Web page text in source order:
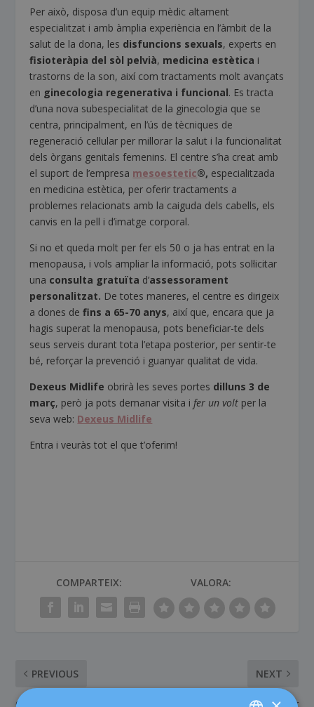
Per això, disposa d’un equip mèdic altament
especialitzat i amb àmplia experiència en l’àmbit de la
salut de la dona, les disfuncions sexuals, experts en
fisioteràpia del sòl pelvià, medicina estètica i
trastorns de la son, així com tractaments molt avançats
en ginecologia regenerativa i funcional. Es tracta
d’una nova subespecialitat de la ginecologia que se
centra, principalment, en l’ús de tècniques de
regeneració cel·lular per millorar la salut i la funcionalitat
dels òrgans genitals femenins. El centre s’ha creat amb
el suport de l’empresa mesoestetic®, especialitzada
en medicina estètica, per oferir tractaments a
problemes relacionats amb la caiguda dels cabells, els
canvis en la pell i d’imatge corporal.
Si no et queda molt per fer els 50 o ja has entrat en la
menopausa, i vols ampliar la informació, pots sol·licitar
una consulta gratuïta d’assessorament
personalitzat. De totes maneres, el centre es dirigeix
a dones defins a 65-70 anys, així que, encara que ja
hagis superat la menopausa, pots beneficiar-te dels
seus serveis durant tota l’etapa posterior, per sentir-te
bé, reforçar la prevenció i guanyar qualitat de vida.
Dexeus Midlife obrirà les seves portes dilluns 3 de
març, però ja pots demanar visita i fer un volt per la
seva web: Dexeus Midlife
Entra i veuràs tot el que t’oferim!
COMPARTEIX: VALORA:
PREVIOUS
Què saps de la torsió
NEXT
Donar a llum sense por